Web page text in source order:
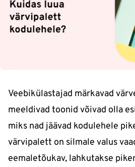
Veebikülastajad märkavad
meeldivad toonid võivad olla
miks nad jäävad kodulehele
värvipalett on silmale valus
eemaletõukav, lahkutakse